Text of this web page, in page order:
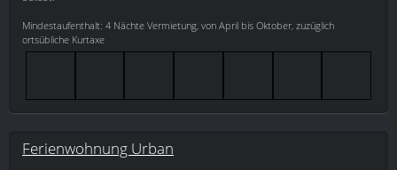
Mindestaufenthalt: 4 Nächte Vermietung, von April bis Oktober, zuzüglich
ortsübliche Kurtaxe
Ferienwohnung Urban